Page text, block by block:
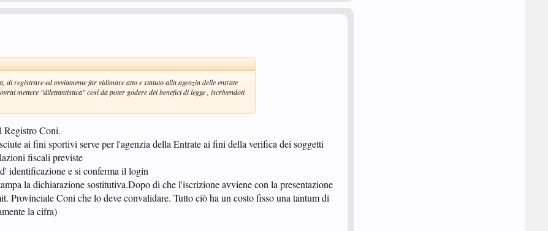
registrare ed ovviamente far vidimare atto e statuto alla agenzia delle entrate
mettere "dilettantistica" così da poter godere dei benefici di legge , iscrivendoti
Registro Coni.
ai fini sportivi serve per l'agenzia della Entrate ai fini della verifica dei soggetti
fiscali previste
identificazione e si conferma il login
la dichiarazione sostitutiva.Dopo di che l'iscrizione avviene con la presentazione
Provinciale Coni che lo deve convalidare. Tutto ciò ha un costo fisso una tantum di
la cifra)